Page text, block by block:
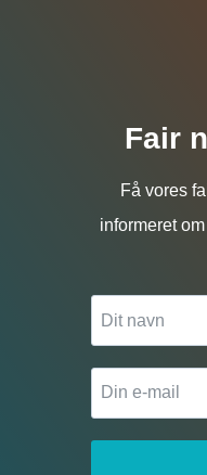
Fair
Få vores
informeret